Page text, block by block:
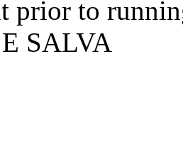
prior to
SALVA